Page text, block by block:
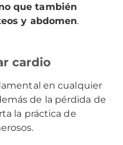
que también
y abdomen.
cardio
en cualquier
de la pérdida de
la práctica de